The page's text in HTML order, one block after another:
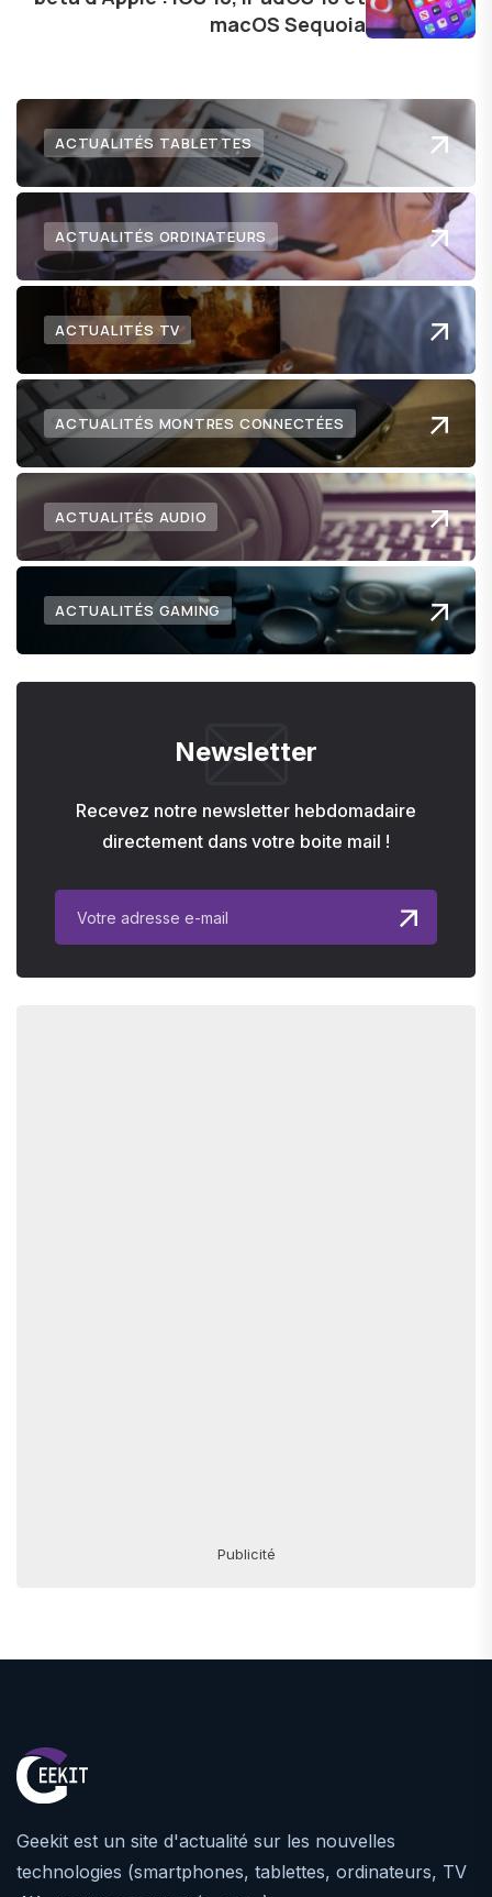
lecteurs un aperçu captivant de ce que le futur
numérique nous réserve.
macOS Sequoia
ACTUALITÉS TABLETTES
ACTUALITÉS ORDINATEURS
ACTUALITÉS TV
ACTUALITÉS MONTRES CONNECTÉES
ACTUALITÉS AUDIO
ACTUALITÉS GAMING
Newsletter
Recevez notre newsletter hebdomadaire
directement dans votre boite mail !
Publicité
Geekit est un site d'actualité sur les nouvelles
technologies (smartphones, tablettes, ordinateurs, TV